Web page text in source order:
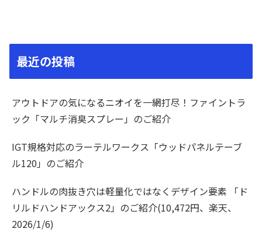
最近の投稿
アウトドアの気になるニオイを一網打尽！ファイントラ
ック「マルチ消臭スプレー」のご紹介
IGT規格対応のラーテルワークス「ウッドパネルテーブ
ル120」のご紹介
ハンドルの肉抜き穴は軽量化ではなくデザイン要素 「ド
リルドハンドアックス2」のご紹介(10,472円、楽天、
2026/1/6)